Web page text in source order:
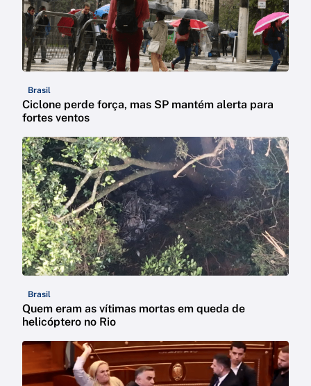
Brasil
Ciclone perde força, mas SP mantém alerta para
fortes ventos
Brasil
Quem eram as vítimas mortas em queda de
helicóptero no Rio